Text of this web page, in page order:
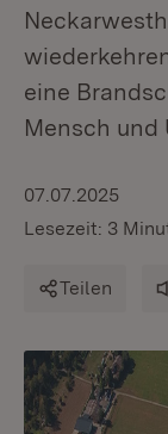
eine
Mensch und
07.07.2025
Lesezeit: 3
Teilen